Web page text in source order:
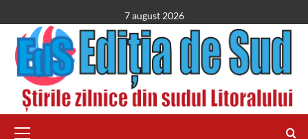
to
content
7 august 2026
Menu